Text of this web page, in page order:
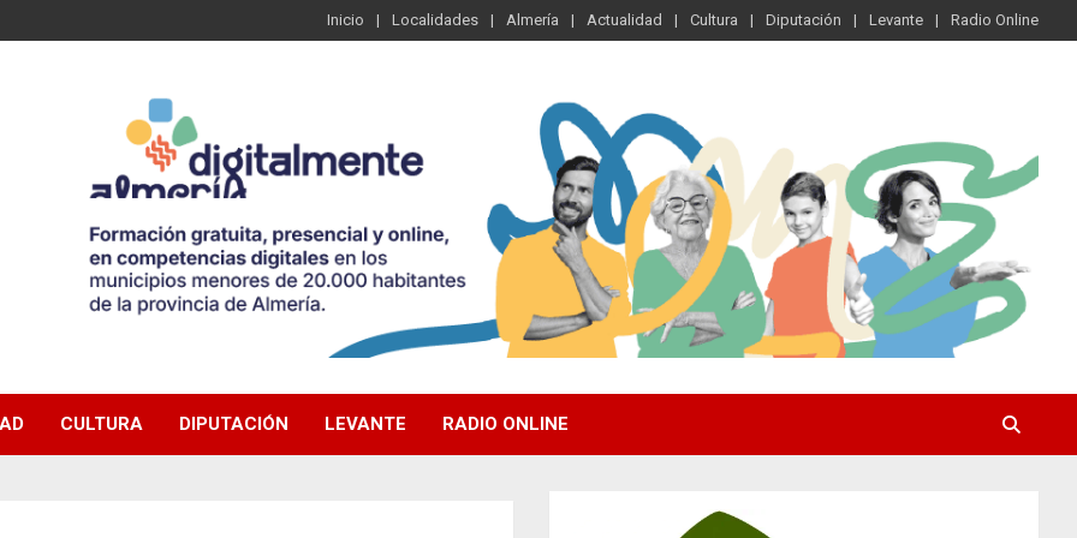
Inicio Localidades Almería Actualidad Cultura Diputación Levante Radio Online
CULTURA DIPUTACIÓN LEVANTE RADIO ONLINE